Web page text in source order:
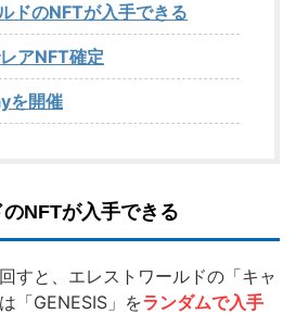
ドのNFTが入手できる
アNFT確定
を開催
NFTが入手できる
すと、エレストワールドの「キャ
「GENESIS」をランダムで入手